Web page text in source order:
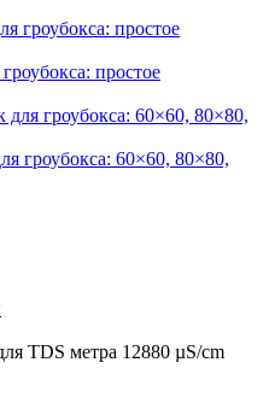
простое
гроубокса: 60×60, 80×80,
TDS метра 12880 µS/cm